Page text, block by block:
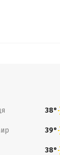
38°
39°
38°